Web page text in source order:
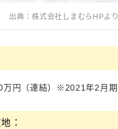
出典：株式会社しまむらHPより
万円（連結）※2021年2月期
：